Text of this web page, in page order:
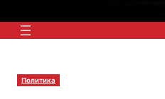
Политика